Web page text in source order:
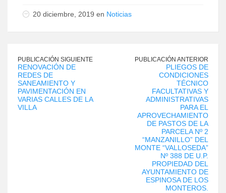
20 diciembre, 2019 en Noticias
PUBLICACIÓN SIGUIENTE
RENOVACIÓN DE
REDES DE
SANEAMIENTO Y
PAVIMENTACIÓN EN
VARIAS CALLES DE LA
VILLA
PUBLICACIÓN ANTERIOR
PLIEGOS DE
CONDICIONES
TÉCNICO
FACULTATIVAS Y
ADMINISTRATIVAS
PARA EL
APROVECHAMIENTO
DE PASTOS DE LA
PARCELA Nº 2
“MANZANILLO” DEL
MONTE “VALLOSEDA”
Nº 388 DE U.P.
PROPIEDAD DEL
AYUNTAMIENTO DE
ESPINOSA DE LOS
MONTEROS.